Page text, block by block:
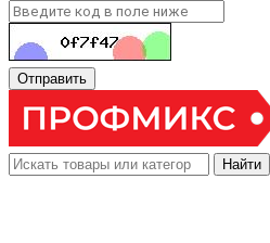
Отправить
Найти